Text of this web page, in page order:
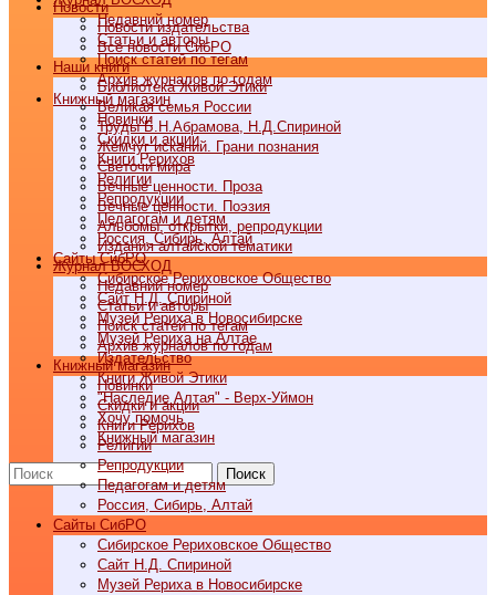
Недавний номер
Статьи и авторы
Поиск статей по тегам
Архив журналов по годам
Книжный магазин
Новинки
Скидки и акции
Книги Рерихов
Религии
Репродукции
Педагогам и детям
Россия, Сибирь, Алтай
Cайты СибРО
Сибирское Рериховское Общество
Сайт Н.Д. Спириной
Музей Рериха в Новосибирске
Музей Рериха на Алтае
Издательство
Книги Живой Этики
"Наследие Алтая" - Верх-Уймон
Хочу помочь
Книжный магазин
Поиск
Новости
Новости издательства
Все новости СибРО
Наши книги
Библиотека Живой Этики
Великая семья России
Труды Б.Н.Абрамова, Н.Д.Спириной
Жемчуг исканий. Грани познания
Светочи мира
Вечные ценности. Проза
Вечные ценности. Поэзия
Альбомы, открытки, репродукции
Издания алтайской тематики
Журнал ВОСХОД
Недавний номер
Статьи и авторы
Поиск статей по тегам
Архив журналов по годам
Книжный магазин
Новинки
Скидки и акции
Книги Рерихов
Религии
Репродукции
Педагогам и детям
Россия, Сибирь, Алтай
Cайты СибРО
Сибирское Рериховское Общество
Сайт Н.Д. Спириной
Музей Рериха в Новосибирске